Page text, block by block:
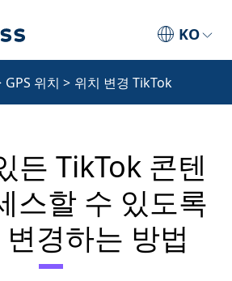
KO
GPS 위치 > 위치 변경 TikTok
든 TikTok 콘텐
스할 수 있도록
경하는 방법